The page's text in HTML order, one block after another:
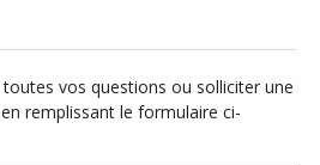
vos questions ou solliciter une
remplissant le formulaire ci-